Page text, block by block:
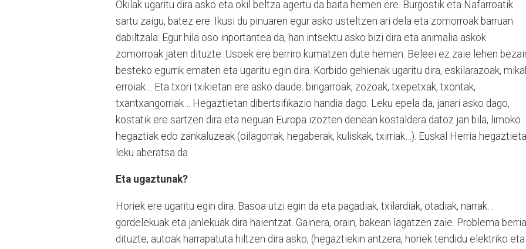
Okilak ugaritu dira asko eta okil beltza agertu da baita hemen ere. Burgostik eta Nafarroatik
sartu zaigu, batez ere. Ikusi du pinuaren egur asko usteltzen ari dela eta zomorroak barruan
dabiltzala. Egur hila oso inportantea da, han intsektu asko bizi dira eta animalia askok
zomorroak jaten dituzte. Usoek ere berriro kumatzen dute hemen. Beleei ez zaie lehen
besteko egurrik ematen eta ugaritu egin dira. Korbido gehienak ugaritu dira, eskilarazoak,
erroiak… Eta txori txikietan ere asko daude: birigarroak, zozoak, txepetxak, txontak,
txantxangorriak… Hegaztietan dibertsifikazio handia dago. Leku epela da, janari asko dago,
kostatik ere sartzen dira eta neguan Europa izozten denean kostaldera datoz jan bila, limoko
hegaztiak edo zankaluzeak (oilagorrak, hegaberak, kuliskak, txirriak…). Euskal Herria
leku aberatsa da.
Eta ugaztunak?
Horiek ere ugaritu egin dira. Basoa utzi egin da eta pagadiak, txilardiak, otadiak, narrak…
gordelekuak eta janlekuak dira haientzat. Gainera, orain, bakean lagatzen zaie. Problema
dituzte, autoak harrapatuta hiltzen dira asko, (hegaztiekin antzera, horiek tendidu elektriko eta